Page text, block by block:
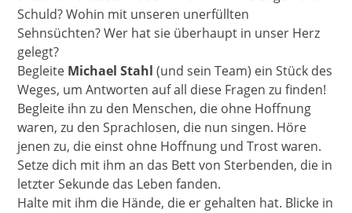
Schuld? Wohin mit unseren unerfüllten
Sehnsüchten? Wer hat sie überhaupt in unser Herz
gelegt?
Begleite Michael Stahl (und sein Team) ein Stück des
Weges, um Antworten auf all diese Fragen zu finden!
Begleite ihn zu den Menschen, die ohne Hoffnung
waren, zu den Sprachlosen, die nun singen. Höre
jenen zu, die einst ohne Hoffnung und Trost waren.
Setze dich mit ihm an das Bett von Sterbenden, die in
letzter Sekunde das Leben fanden.
Halte mit ihm die Hände, die er gehalten hat. Blicke in